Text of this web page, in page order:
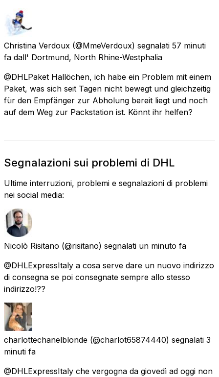
Christina Verdoux (@MmeVerdoux) segnalati 57 minuti
fa dall' Dortmund, North Rhine-Westphalia
@DHLPaket Hallöchen, ich habe ein Problem mit einem
Paket, was sich seit Tagen nicht bewegt und gleichzeitig
für den Empfänger zur Abholung bereit liegt und noch
auf dem Weg zur Packstation ist. Könnt ihr helfen?
Segnalazioni sui problemi di DHL
Ultime interruzioni, problemi e segnalazioni di problemi
nei social media:
Nicolò Risitano (@risitano) segnalati un minuto fa
@DHLExpressItaly a cosa serve dare un nuovo indirizzo
di consegna se poi consegnate sempre allo stesso
indirizzo!??
charlottechanelblonde (@charlot65874440) segnalati 3
minuti fa
@DHLExpressItaly che vergogna da giovedì ad oggi non